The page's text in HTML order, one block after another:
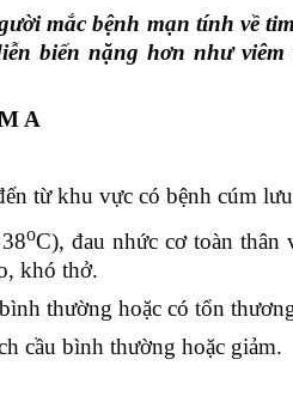
mắc bệnh mạn tính về
biến nặng hơn như
A
từ khu vực có bệnh cúm
oC), đau nhức cơ toàn thân
khó thở.
thường hoặc có tổn
cầu bình thường hoặc giảm.